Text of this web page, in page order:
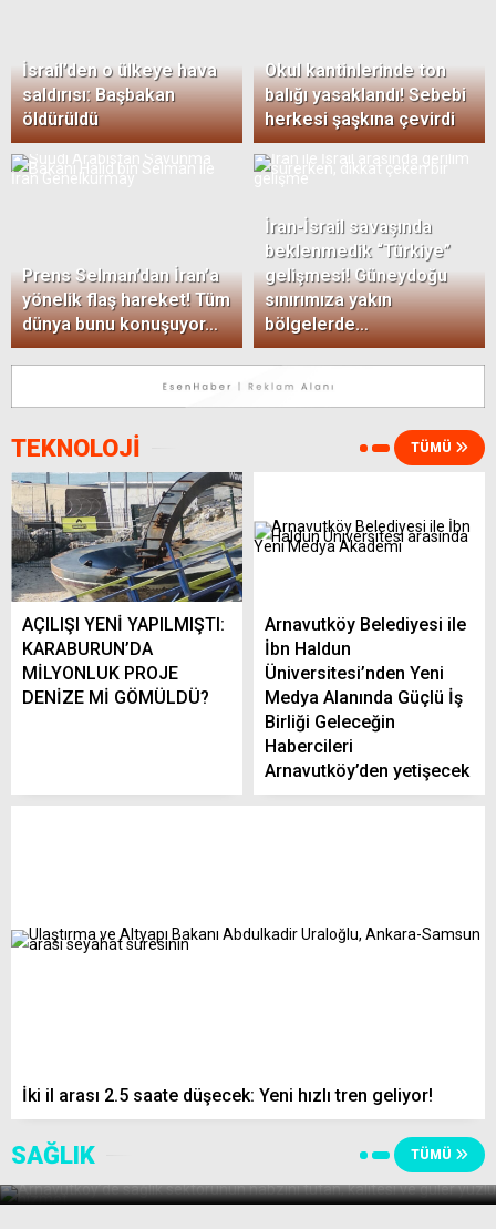
Korkunç kaza kameralara yansıdı
İsrail’den o ülkeye hava
saldırısı: Başbakan
öldürüldü
Okul kantinlerinde ton
balığı yasaklandı! Sebebi
herkesi şaşkına çevirdi
Prens Selman’dan İran’a
yönelik flaş hareket! Tüm
dünya bunu konuşuyor…
İran-İsrail savaşında
beklenmedik “Türkiye”
gelişmesi! Güneydoğu
sınırımıza yakın
bölgelerde…
TEKNOLOJİ TÜMÜ
AÇILIŞI YENİ YAPILMIŞTI:
KARABURUN’DA
MİLYONLUK PROJE
DENİZE Mİ GÖMÜLDÜ?
Arnavutköy Belediyesi ile
İbn Haldun
Üniversitesi’nden Yeni
Medya Alanında Güçlü İş
Birliği Geleceğin
Habercileri
Arnavutköy’den yetişecek
İki il arası 2.5 saate düşecek: Yeni hızlı tren geliyor!
SAĞLIK TÜMÜ
ARNAVUTKÖY’DE MEDİKAL’İN
DOĞRU ADRESİ: SELİN MEDİKAL